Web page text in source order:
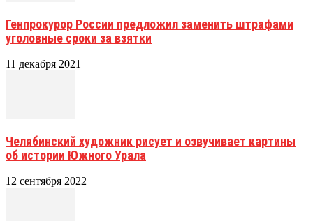
Генпрокурор России предложил заменить штрафами
уголовные сроки за взятки
11 декабря 2021
Челябинский художник рисует и озвучивает картины
об истории Южного Урала
12 сентября 2022